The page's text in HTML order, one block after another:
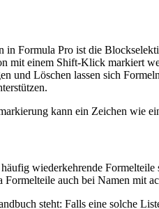
in Formula Pro ist die
mit einem Shift-Klick markiert
und Löschen lassen sich
kann ein Zeichen wie
wiederkehrende
auch bei Namen mit
steht: Falls eine solche